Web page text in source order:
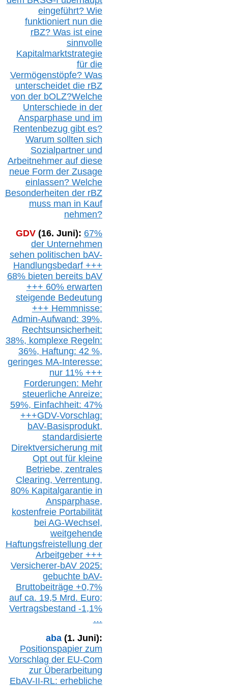
eingeführt? Wie
funktioniert nun die
rBZ? Was ist eine
sinnvolle
Kapitalmarktstrategie
für die
Vermögenstöpfe? Was
unterscheidet die rBZ
von der bOLZ?Welche
Unterschiede in der
Ansparphase und im
Rentenbezug gibt es?
Warum sollten sich
Sozialpartner und
Arbeitnehmer auf diese
neue Form der Zusage
einlassen? Welche
Besonderheiten der rBZ
muss man in Kauf
nehmen?
GDV (16. Juni): 67%
der Unternehmen
sehen politischen bAV-
Handlungsbedarf +++
68% bieten bereits bAV
+++ 60% erwarten
steigende Bedeutung
+++ Hemmnisse:
Admin-Aufwand: 39%,
Rechtsunsicherheit:
38%, komplexe Regeln:
36%, Haftung: 42 %,
geringes MA-Interesse:
nur 11% +++
Forderungen: Mehr
steuerliche Anreize:
59%, Einfachheit: 47%
+++GDV-Vorschlag:
bAV-Basisprodukt,
standardisierte
Direktversicherung mit
Opt outfür kleine
Betriebe, zentrales
Clearing, Verrentung,
80% Kapitalgarantie in
Ansparphase,
kostenfreie Portabilität
bei AG-Wechsel,
weitgehende
Haftungsfreistellung der
Arbeitgeber +++
Versicherer-bAV2025:
gebuchte bAV-
Bruttobeiträge +0,7%
auf ca. 19,5 Mrd. Euro;
Vertragsbestand -1,1%
…
aba(1. Juni):
Positionspapier zum
Vorschlag der EU-Com
zur Überarbeitung
EbAV-II-RL: erhebliche